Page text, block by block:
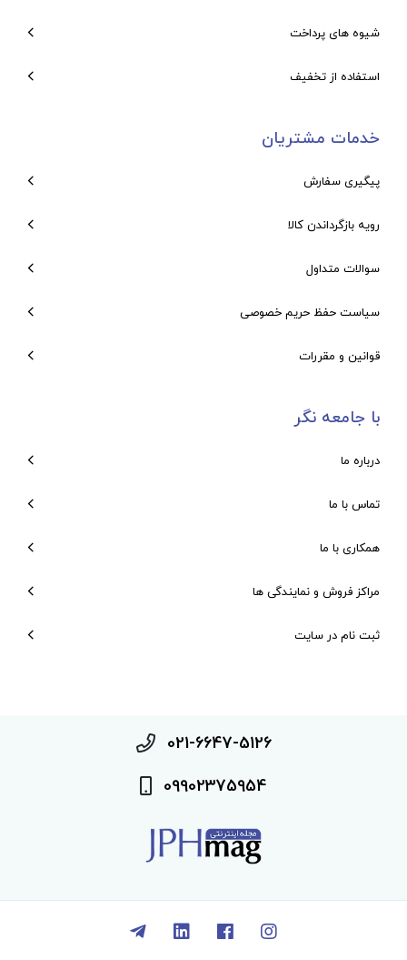
شیوه های پرداخت
استفاده از تخفیف
خدمات مشتریان
پیگیری سفارش
رویه بازگرداندن کالا
سوالات متداول
سیاست حفظ حریم خصوصی
قوانین و مقررات
با جامعه نگر
درباره ما
تماس با ما
همکاری با ما
مراکز فروش و نمایندگی ها
ثبت نام در سایت
021-6647-5126
09902375954